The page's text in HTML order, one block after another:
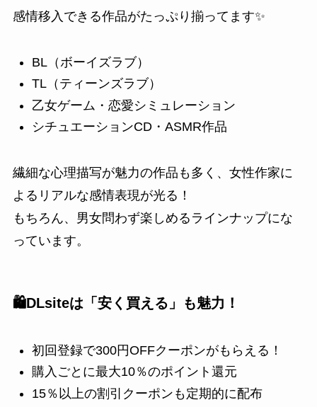
感情移入できる作品がたっぷり揃ってます✨
BL（ボーイズラブ）
TL（ティーンズラブ）
乙女ゲーム・恋愛シミュレーション
シチュエーションCD・ASMR作品
繊細な心理描写が魅力の作品も多く、女性作家に
よるリアルな感情表現が光る！
もちろん、男女問わず楽しめるラインナップにな
っています。
🛍️DLsiteは「安く買える」も魅力！
初回登録で300円OFFクーポンがもらえる！
購入ごとに最大10％のポイント還元
15％以上の割引クーポンも定期的に配布